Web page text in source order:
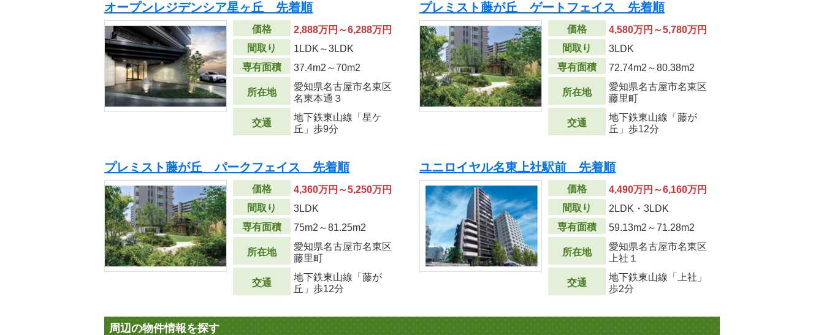
オープンレジデンシア星ヶ丘 先着順
価格
2,888万円～6,288万円
間取り
1LDK～3LDK
専有面積
37.4m2 ～70m2
所在地
愛知県名古屋市名東区
名東本通３
交通
地下鉄東山線「星ケ
丘」歩9分
プレミスト藤が丘 ゲートフェイス 先着順
価格
4,580万円～5,780万円
間取り
3LDK
専有面積
72.74m2 ～80.38m2
所在地
愛知県名古屋市名東区
藤里町
交通
地下鉄東山線「藤が
丘」歩12分
プレミスト藤が丘 パークフェイス 先着順
価格
4,360万円～5,250万円
間取り
3LDK
専有面積
75m2 ～81.25m2
所在地
愛知県名古屋市名東区
藤里町
交通
地下鉄東山線「藤が
丘」歩12分
ユニロイヤル名東上社駅前 先着順
価格
4,490万円～6,160万円
間取り
2LDK・3LDK
専有面積
59.13m2 ～71.28m2
所在地
愛知県名古屋市名東区
上社１
交通
地下鉄東山線「上社」
歩2分
周辺の物件情報を探す